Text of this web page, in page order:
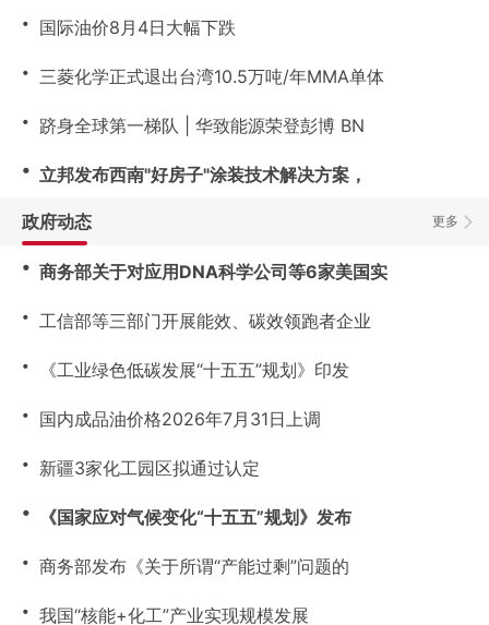
・ 国际油价8月4日大幅下跌
・ 三菱化学正式退出台湾10.5万吨/年MMA单体
・ 跻身全球第一梯队 | 华致能源荣登彭博 BN
・ 立邦发布西南"好房子"涂装技术解决方案，
更多
政府动态
・ 商务部关于对应用DNA科学公司等6家美国实
・ 工信部等三部门开展能效、碳效领跑者企业
・ 《工业绿色低碳发展“十五五”规划》印发
・ 国内成品油价格2026年7月31日上调
・ 新疆3家化工园区拟通过认定
・ 《国家应对气候变化“十五五”规划》发布
・ 商务部发布《关于所谓“产能过剩”问题的
・ 我国“核能+化工”产业实现规模发展